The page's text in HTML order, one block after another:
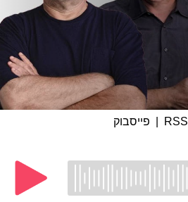
RSS פייסבוק